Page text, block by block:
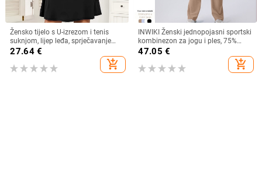
Žensko tijelo s U-izrezom i tenis
suknjom, lijep leđa, sprječavanje
prozirnosti, bočne džepove, sportski
jogin komad za osnovu; podizanje
stražnjice, kontrola trbuha; tkanina
27.64€
add_shopping_cart
INWIKI Ženski jednopojasni sportski
kombinezon za jogu i ples, 75%
najlon / 25% spandeks, umetak za
prsa uključen, materijal najlon,
jesen 2023
47.05 €
add_shopping_cart